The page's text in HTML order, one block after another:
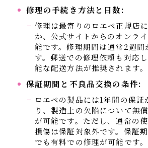
修理の手続き方法と日数:
修理は最寄りのロエベ正規店
か、公式サイトからのオンラ
能です。修理期間は通常2週間
す。郵送での修理依頼も対応
能な配送方法が推奨されます。
保証期間と不良品交換の条件:
ロエベの製品には1年間の保証
り、製造上の欠陥について無
が可能です。ただし、通常の
損傷は保証対象外です。保証
でも有料での修理が可能です。